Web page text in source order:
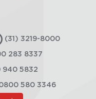
(31) 3219-8000
283 8337
940 5832
580 3346